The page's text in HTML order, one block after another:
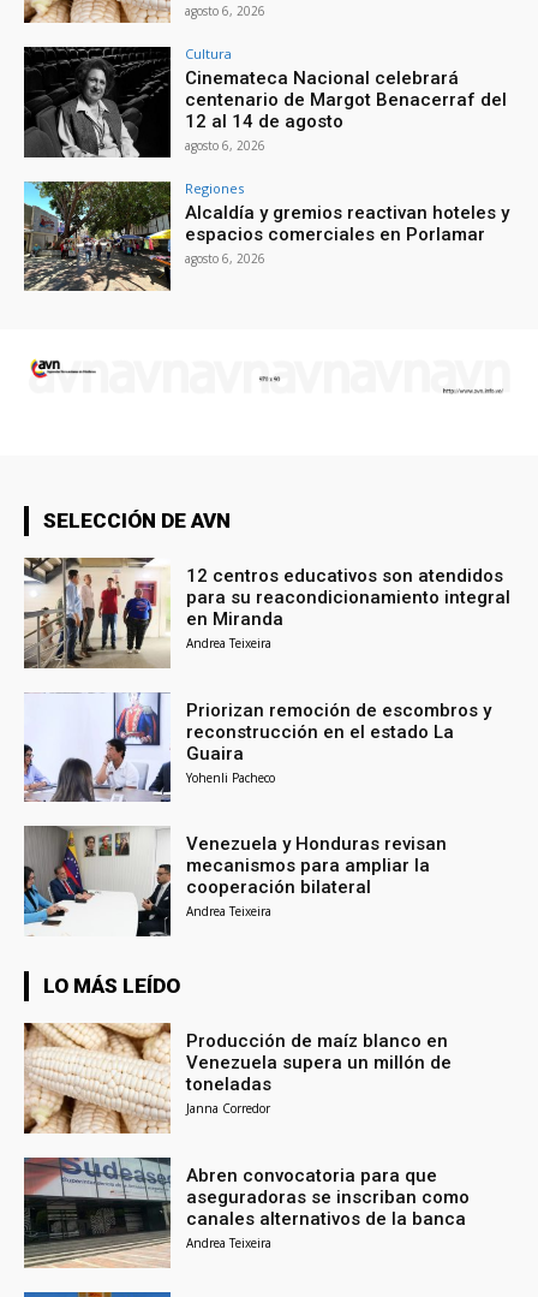
agosto 6, 2026
Cultura
Cinemateca Nacional celebrará
centenario de Margot Benacerraf del
12 al 14 de agosto
agosto 6, 2026
Regiones
Alcaldía y gremios reactivan hoteles y
espacios comerciales en Porlamar
agosto 6, 2026
SELECCIÓN DE AVN
12 centros educativos son atendidos
para su reacondicionamiento integral
en Miranda
Andrea Teixeira
Priorizan remoción de escombros y
reconstrucción en el estado La
Guaira
Yohenli Pacheco
Venezuela y Honduras revisan
mecanismos para ampliar la
cooperación bilateral
Andrea Teixeira
LO MÁS LEÍDO
Producción de maíz blanco en
Venezuela supera un millón de
toneladas
Janna Corredor
Abren convocatoria para que
aseguradoras se inscriban como
canales alternativos de la banca
Andrea Teixeira